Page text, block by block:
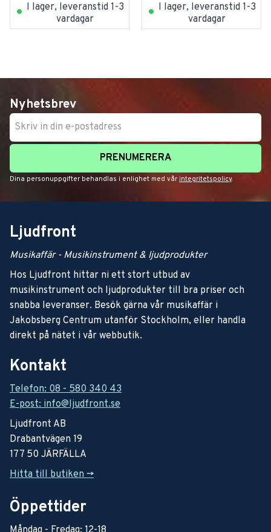
I lager, leveranstid 1-3
vardagar
I lager, leveranstid 1-3
vardagar
Nyhetsbrev
PRENUMERERA
Dina personuppgifter behandlas i enlighet med vår integritetspolicy.
Ljudfront
Musikaffär - Musikinstrument & ljudprodukter
Hos Ljudfront hittar ni ett stort utbud av
musikinstrument och ljudprodukter till bra priser och
snabba leveranser. Besök gärna vår musikaffär i
Jakobsberg Centrum utanför Stockholm, eller handla
direkt på nätet i vår webbutik.
Kontakt
Telefon: 08 - 580 340 43
E-post: info@ljudfront.se
Ljudfront AB
Drabantvägen 19
177 50 JÄRFÄLLA
Hitta till butiken ->
Öppettider